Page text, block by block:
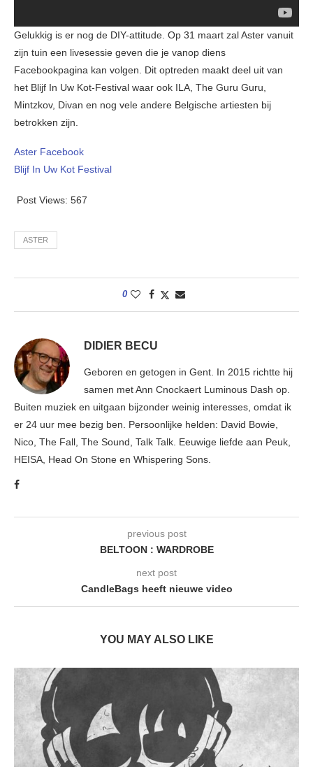
Gelukkig is er nog de DIY-attitude. Op 31 maart zal Aster vanuit
zijn tuin een livesessie geven die je vanop diens
Facebookpagina kan volgen. Dit optreden maakt deel uit van
het Blijf In Uw Kot-Festival waar ook ILA, The Guru Guru,
Mintzkov, Divan en nog vele andere Belgische artiesten bij
betrokken zijn.
Aster Facebook
Blijf In Uw Kot Festival
Post Views: 567
ASTER
0
DIDIER BECU
Geboren en getogen in Gent. In 2015 richtte hij
samen met Ann Cnockaert Luminous Dash op.
Buiten muziek en uitgaan bijzonder weinig interesses, omdat ik
er 24 uur mee bezig ben. Persoonlijke helden: David Bowie,
Nico, The Fall, The Sound, Talk Talk. Eeuwige liefde aan Peuk,
HEISA, Head On Stone en Whispering Sons.
previous post
BELTOON : WARDROBE
next post
CandleBags heeft nieuwe video
YOU MAY ALSO LIKE